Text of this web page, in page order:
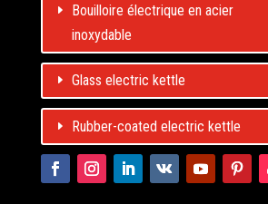
Bouilloire électrique en acier
inoxydable
Glass electric kettle
Rubber-coated electric kettle